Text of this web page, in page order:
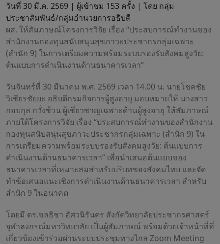
วันที่ 30 มี.ค. 2569 | ผู้เข้าชม 153 ครั้ง | โดย กลุ่ม
ประชาสัมพันธ์/กลุ่มอำนวยการอธิบดี
ผส. ให้สัมภาษณ์โครงการวิจัย เรื่อง “ประสบการณ์ทำงานของ
สำนักงานกองทุนสนับสนุนสุขภาวะประชากรกลุ่มเฉพาะ
(สำนัก 9) ในการเตรียมความพร้อมระบบรองรับสังคมสูงวัย:
ต้นแบบการดำเนินงานด้านธนาคารเวลา”
วันจันทร์ที่ 30 มีนาคม พ.ศ. 2569 เวลา 14.00 น. นายโชคชัย
วิเชียรชัยยะ อธิบดีกรมกิจการผู้สูงอายุ มอบหมายให้ นางสาว
กอบกุล กวั่งซ้วน ผู้เชี่ยวชาญเฉพาะด้านผู้สูงอายุ ให้สัมภาษณ์
ภายใต้โครงการวิจัย เรื่อง “ประสบการณ์ทำงานของสำนักงาน
กองทุนสนับสนุนสุขภาวะประชากรกลุ่มเฉพาะ (สำนัก 9) ใน
การเตรียมความพร้อมระบบรองรับสังคมสูงวัย: ต้นแบบการ
ดำเนินงานด้านธนาคารเวลา” เพื่อนำเสนอต้นแบบของ
ธนาคารเวลาที่เหมาะสมสำหรับบริบทของสังคมไทย และจัด
ทำข้อเสนอแนะเชิงการดำเนินงานด้านธนาคารเวลา สำหรับ
สำนัก 9 ในอนาคต
โดยมี ดร.ชลธิชา อัศวนิรันดร สังกัดวิทยาลัยประชากรศาสตร์
จุฬาลงกรณ์มหาวิทยาลัย เป็นผู้สัมภาษณ์ พร้อมด้วยเจ้าหน้าที่ที่
เกี่ยวข้องเข้าร่วมผ่านระบบประชุมทางไกล Zoom Meeting